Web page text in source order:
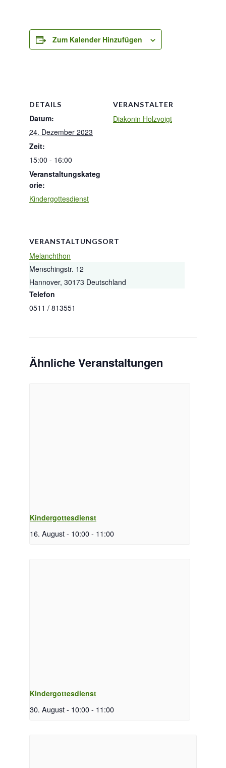
Zum Kalender Hinzufügen
DETAILS
Datum:
24. Dezember 2023
Zeit:
15:00 - 16:00
Veranstaltungskateg
orie:
Kindergottesdienst
VERANSTALTUNGSORT
Melanchthon
Menschingstr. 12
Hannover, 30173 Deutschland
Telefon
0511 / 813551
VERANSTALTER
Diakonin Holzvoigt
Ähnliche Veranstaltungen
Kindergottesdienst
16. August - 10:00- 11:00
Kindergottesdienst
30. August - 10:00- 11:00